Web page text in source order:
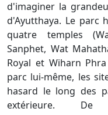
d'imaginer la
d'Ayutthaya. Le parc
quatre temples
Sanphet, Wat
Royal et Wiharn
parc lui-même, les
hasard le long des
extérieure. De